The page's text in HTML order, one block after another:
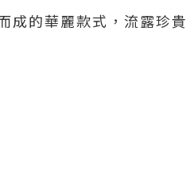
的華麗款式，流露珍貴